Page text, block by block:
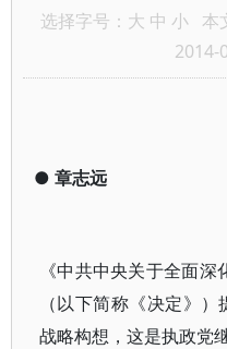
选择字号： 大 中 小 本
2014-
● 章志远
《中共中央关于全面深
（以下简称《决定》
战略构想，这是执政党